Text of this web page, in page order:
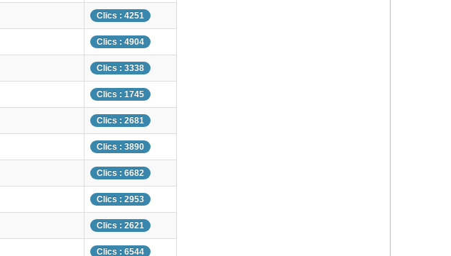
Clics : 4251
Clics : 4904
Clics : 3338
Clics : 1745
Clics : 2681
Clics : 3890
Clics : 6682
Clics : 2953
Clics : 2621
Clics : 6544